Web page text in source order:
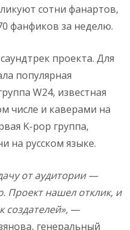
сотни фанартов,
фанфиков за неделю.
проекта. Для
популярная
W24, известная
числе и каверами на
K-pop группа,
на русском языке.
от аудитории —
Проект нашел отклик, и
создателей», —
генеральный